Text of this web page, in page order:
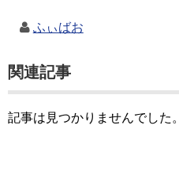
ふぃばお
関連記事
記事は見つかりませんでした。